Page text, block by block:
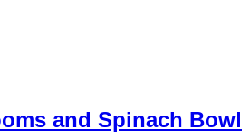
and Spinach Bowl